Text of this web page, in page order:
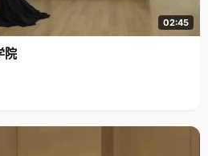
02:45
院